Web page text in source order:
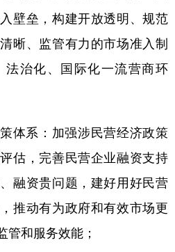
壁垒，构建开放透明、规范
晰、监管有力的市场准入制
法治化、国际化一流营商环
系：加强涉民营经济政策
估，完善民营企业融资支持
融资贵问题，建好用好民营
推动有为政府和有效市场更
管和服务效能；